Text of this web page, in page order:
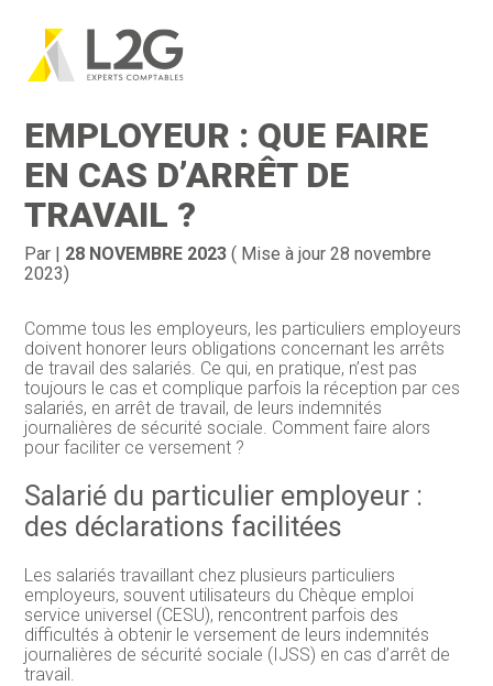
Aller
au
Création d’entreprise
Financement & trésorerie
Pilotage d’entreprise
Entreprise en difficultés
Gestion
Juridique
Documents
EMPLOYEUR : QUE FAIRE
EN CAS D’ARRÊT DE
TRAVAIL ?
Par | 28 NOVEMBRE 2023 ( Mise à jour 28 novembre
2023)
Comme tous les employeurs, les particuliers employeurs
doivent honorer leurs obligations concernant les arrêts
de travail des salariés. Ce qui, en pratique, n’est pas
toujours le cas et complique parfois la réception par ces
salariés, en arrêt de travail, de leurs indemnités
journalières de sécurité sociale. Comment faire alors
pour faciliter ce versement ?
Salarié du particulier employeur :
des déclarations facilitées
Les salariés travaillant chez plusieurs particuliers
employeurs, souvent utilisateurs du Chèque emploi
service universel (CESU), rencontrent parfois des
difficultés à obtenir le versement de leurs indemnités
journalières de sécurité sociale (IJSS) en cas d’arrêt de
travail.